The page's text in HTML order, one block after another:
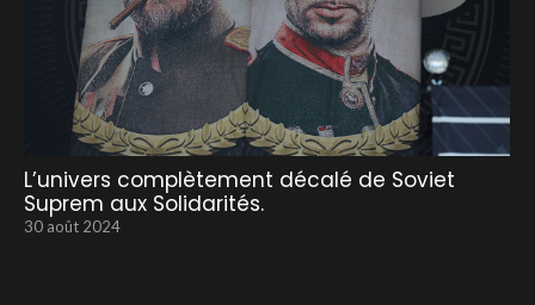
L’univers complètement décalé de Soviet
Suprem aux Solidarités.
30 août 2024